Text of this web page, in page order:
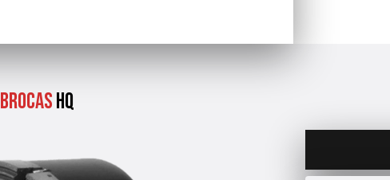
BrocasHQ